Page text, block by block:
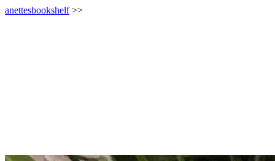
anettesbookshelf>>